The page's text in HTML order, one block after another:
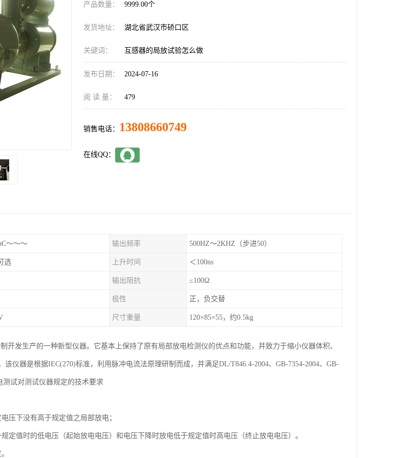
产品数量： 9999.00个
发货地址： 湖北省武汉市硚口区
关键词： 互感器的局放试验怎么做
发布日期： 2024-07-16
阅 读 量： 479
销售电话： 13808660749
在线QQ：
～～～ 输出频率 500HZ～2KHZ（步进50）
选 上升时间 ＜100ns
输出阻抗 ≤100Ω
极性 正，负交替
尺寸重量 120×85×55，约0.5kg
开发生产的一种新型仪器。它基本上保持了原有局部放电检测仪的优点和功能，并致力于缩小仪器体积、
仪器是根据IEC(270)标准，利用脉冲电流法原理研制而成，并满足DL/T846.4-2004、GB-7354-2004、GB-
测试对测试仪器规定的技术要求
压下没有高于规定值之局部放电；
定值时的低电压（起始放电电压）和电压下降时放电低于规定值时高电压（终止放电电压）。